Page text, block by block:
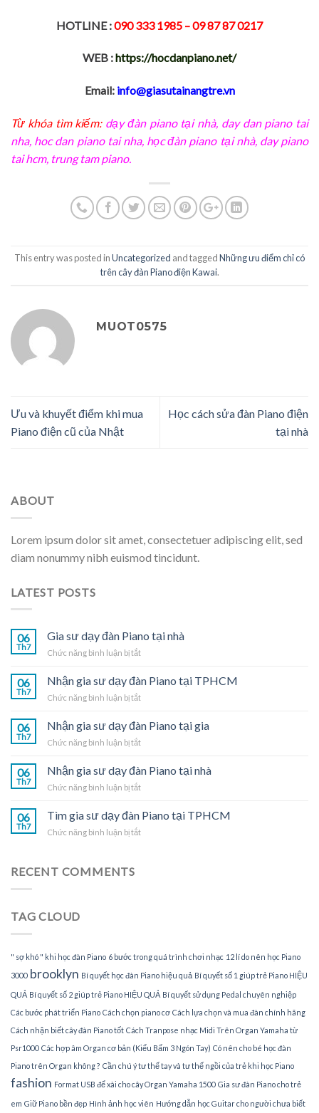
HOTLINE :090 333 1985 – 09 87 87 0217
WEB :https://hocdanpiano.net/
Email: info@giasutainangtre.vn
Từ khóa tìm kiếm: dạy đàn piano tại nhà, day dan piano tai
nha, hoc dan piano tai nha, học đàn piano tại nhà, day piano
tai hcm, trung tam piano.
This entry was posted inUncategorized and taggedNhững ưu điểm chỉ có
trên cây đàn Piano điện Kawai.
MUOT0575
Ưu và khuyết điểm khi mua
Piano điện cũ của Nhật
Học cách sửa đàn Piano điện
tại nhà
ABOUT
Lorem ipsum dolor sit amet, consectetuer adipiscing elit, sed
diam nonummy nibh euismod tincidunt.
LATEST POSTS
06
Th7
Gia sư dạy đàn Piano tại nhà
Chức năng bình luận bị tắtở
đàn
tại
06
Th7
Nhận gia sư dạy đàn Piano tại TPHCM
Chức năng bình luận bị tắtở
gia
dạy
Piano
06
Th7
Nhận gia sư dạy đàn Piano tại gia
Chức năng bình luận bị tắtở
gia
dạy
Piano
06
Th7
Nhận gia sư dạy đàn Piano tại nhà
Chức năng bình luận bị tắtở
gia
dạy
06
Th7
Tìm gia sư dạy đàn Piano tại TPHCM
Chức năng bình luận bị tắtở
RECENT COMMENTS
TAG CLOUD
" sợ khó " khi học đàn Piano 6 bước trong quá trình chơi nhạc 12 lí do nên học Piano
3000 brooklyn Bí quyết học đàn Piano hiệu quả Bí quyết số 1 giúp trẻ Piano HIỆU
QUẢ Bí quyết số 2 giúp trẻ Piano HIỆU QUẢ Bí quyết sử dụng Pedal chuyên nghiệp
Các bước phát triển Piano Cách chọn piano cơ Cách lựa chọn và mua đàn chính hãng
Cách nhận biết cây đàn Piano tốt Cách Tranpose nhạc Midi Trên Organ Yamaha từ
Psr1000 Các hợp âm Organ cơ bản (Kiểu Bấm 3 Ngón Tay) Có nên cho bé học đàn
Piano trên Organ không ? Cần chú ý tư thế tay và tư thế ngồi của trẻ khi học Piano
fashion Format USB để xài cho cây Organ Yamaha 1500 Gia sư đàn Piano cho trẻ
em Giữ Piano bền đẹp Hình ảnh học viên Hướng dẫn học Guitar cho người chưa biết